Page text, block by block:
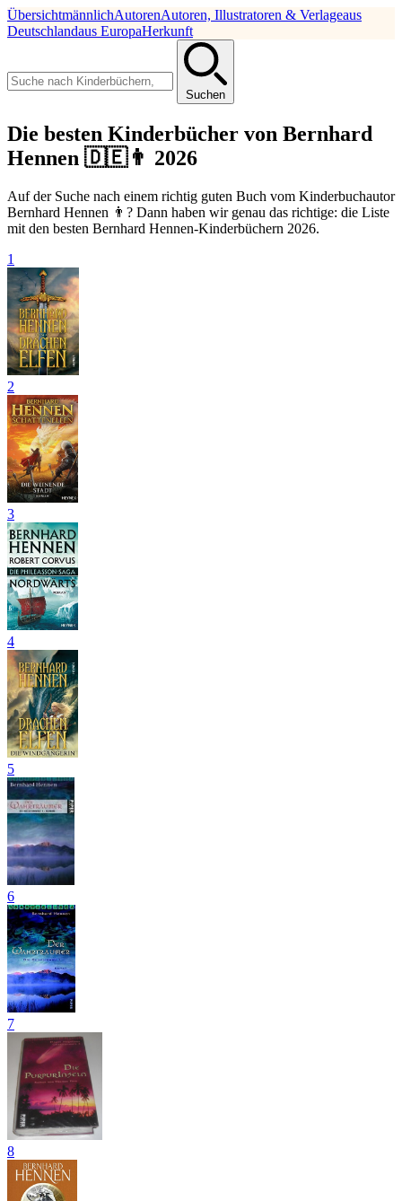
ÜbersichtmännlichAutorenAutoren, Illustratoren & Verlageaus
Deutschlandaus EuropaHerkunft
Suchen
Die besten Kinderbücher von Bernhard
Hennen 🇩🇪👨 2026
Auf der Suche nach einem richtig guten Buch vom Kinderbuchautor
Bernhard Hennen 👨? Dann haben wir genau das richtige: die Liste
mit den besten Bernhard Hennen-Kinderbüchern 2026.
1
2
3
4
5
6
7
8